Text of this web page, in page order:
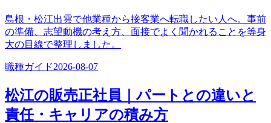
島根・松江出雲で他業種から接客業へ転職したい人へ。事前
の準備、志望動機の考え方、面接でよく聞かれることを等身
大の目線で整理しました。
職種ガイド2026-08-07
松江の販売正社員｜パートとの違いと
責任・キャリアの積み方